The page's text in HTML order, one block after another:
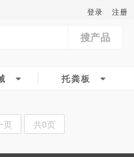
登录 注册
搜产品
托粪板
页 共0页